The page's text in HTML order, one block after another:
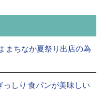
まちなか夏祭り出店の為
しり 食パンが美味しい